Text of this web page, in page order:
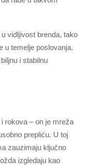
vidljivost brenda, tako
u temelje poslovanja.
i stabilnu
rokova – on je mreža
prepliću. U toj
zauzimaju ključno
izgledaju kao